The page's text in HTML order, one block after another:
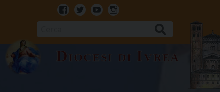
Facebook
TwitterYoutubeInstagram
Diocesi di Ivrea